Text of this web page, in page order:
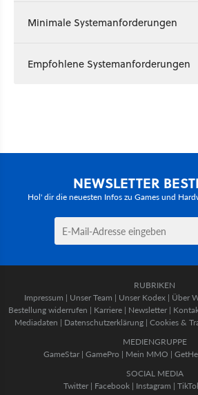
Minimale Systemanforderungen
Empfohlene Systemanforderungen
NEWSLETTER
Hol' dir die neuesten Infos zu Games und
RUBRIKEN
Impressum | Unser Team | Unser Kodex | Über
Bestellung widerrufen | Karriere | Newsletter |
Mediadaten | Datenschutzerklärung | Cookies &
MEDIENGRUPPE
GameStar| GamePro | Mein MMO |
SOCIAL MEDIA
Twitter | Facebook | Instagram |